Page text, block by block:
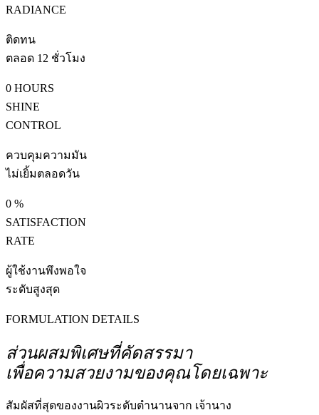
RADIANCE
ติดทน
ตลอด 12 ชั่วโมง
0 HOURS
SHINE
CONTROL
ควบคุมความมัน
ไม่เยิ้มตลอดวัน
0 %
SATISFACTION
RATE
ผู้ใช้งานพึงพอใจ
ระดับสูงสุด
FORMULATION DETAILS
ส่วนผสมพิเศษที่คัดสรรมา
เพื่อความสวยงามของคุณโดยเฉพาะ
สัมผัสที่สุดของงานผิวระดับตำนานจาก เจ้านาง